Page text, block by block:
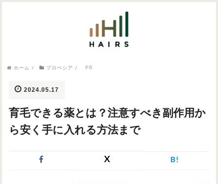
病院・クリニック
AGA
ホーム / プロペシア / PR
2024.05.17
育毛できる薬とは？注意すべき副作用か
ら安く手に入れる方法まで
X B!
気になるワードから記事を探す
症状・悩みから記事を探す